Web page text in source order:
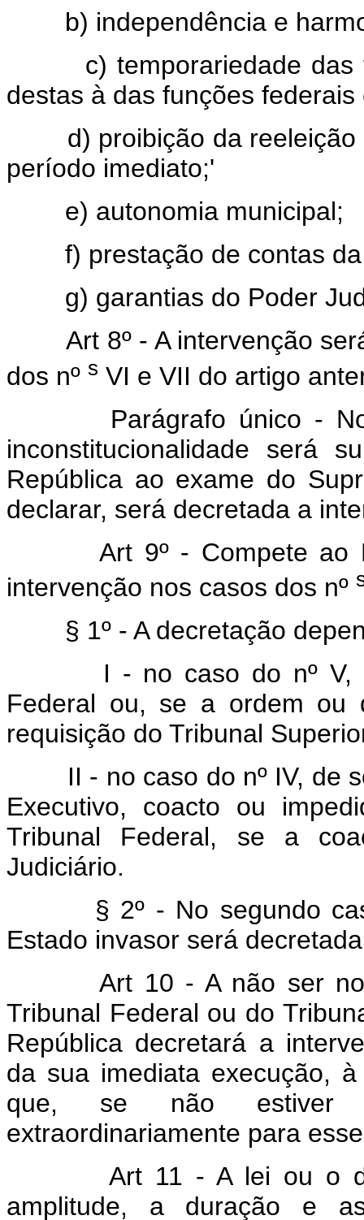
b) independência e
c) temporariedade
destas à das funções
d) proibição da
período imediato;'
e) autonomia municipal;
f) prestação de contas
g) garantias do Poder
Art 8º - A intervenção
dos nº s VI e VII do artigo
Parágrafo único -
inconstitucionalidade será
República ao exame do
declarar, será decretada a
Art 9º - Compete ao
intervenção nos casos dos nº
§ 1º - A decretação
I - no caso do nº V,
Federal ou, se a ordem ou
requisição do Tribunal
II - no caso do nº IV, de
Executivo, coacto ou
Tribunal Federal, se a
Judiciário.
§ 2º - No segundo
Estado invasor será
Art 10 - A não ser
Tribunal Federal ou do
República decretará a
da sua imediata execução,
que, se não estiver
extraordinariamente para
Art 11 - A lei ou o
amplitude, a duração e